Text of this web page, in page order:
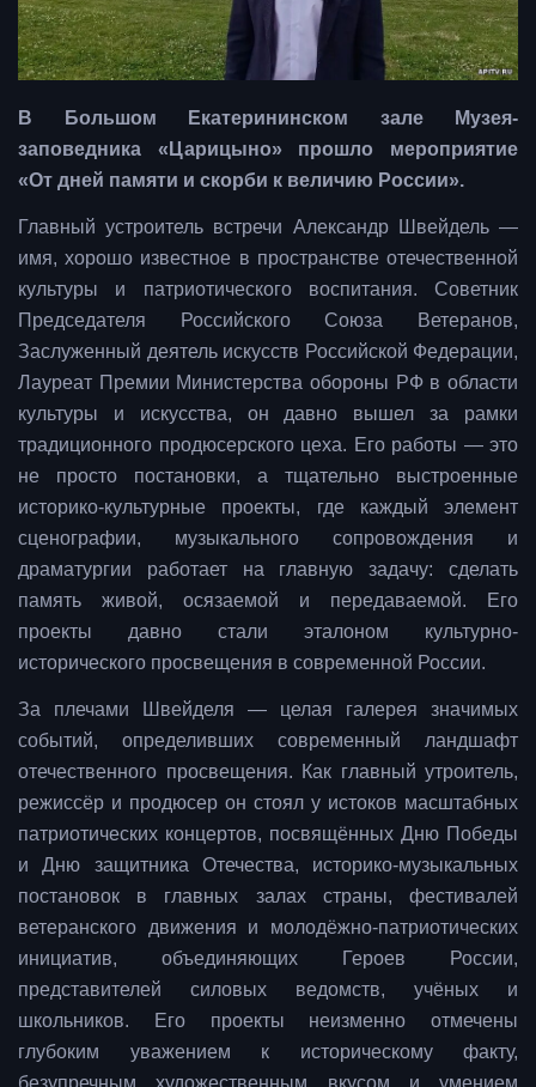
В Большом Екатерининском зале Музея-
заповедника «Царицыно» прошло мероприятие
«От дней памяти и скорби к величию России».
Главный устроитель встречи Александр Швейдель —
имя, хорошо известное в пространстве отечественной
культуры и патриотического воспитания. Советник
Председателя Российского Союза Ветеранов,
Заслуженный деятель искусств Российской Федерации,
Лауреат Премии Министерства обороны РФ в области
культуры и искусства, он давно вышел за рамки
традиционного продюсерского цеха. Его работы — это
не просто постановки, а тщательно выстроенные
историко-культурные проекты, где каждый элемент
сценографии, музыкального сопровождения и
драматургии работает на главную задачу: сделать
память живой, осязаемой и передаваемой. Его
проекты давно стали эталоном культурно-
исторического просвещения в современной России.
За плечами Швейделя — целая галерея значимых
событий, определивших современный ландшафт
отечественного просвещения. Как главный утроитель,
режиссёр и продюсер он стоял у истоков масштабных
патриотических концертов, посвящённых Дню Победы
и Дню защитника Отечества, историко-музыкальных
постановок в главных залах страны, фестивалей
ветеранского движения и молодёжно-патриотических
инициатив, объединяющих Героев России,
представителей силовых ведомств, учёных и
школьников. Его проекты неизменно отмечены
глубоким уважением к историческому факту,
безупречным художественным вкусом и умением